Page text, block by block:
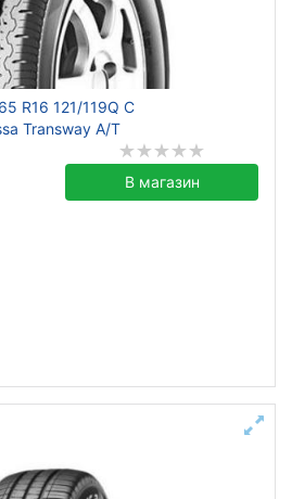
R16 121/119Q C
Transway A/T
В магазин